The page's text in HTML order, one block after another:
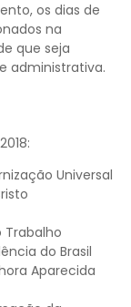
os dias de
na
que seja
administrativa.
Universal
Trabalho
do Brasil
Aparecida